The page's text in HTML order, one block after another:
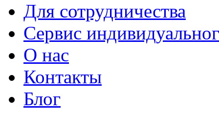
Для сотрудничества
Сервис
О нас
Контакты
Блог